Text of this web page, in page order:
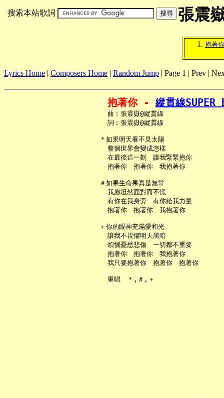
張震
搜索本站歌詞
抱著你
Lyrics Home | Composers Home | Random Jump | Page 1 | Prev |
抱著你 - 縱貫線SUPER
     曲︰張震嶽@縱貫線
     詞︰張震嶽@縱貫線
   ＊如果明天看不見太陽
     整個世界會變成怎樣
     在最後這一刻　讓我緊緊抱你
     抱著你　抱著你　我抱著你
   ＃如果生命果真是無常
     我愿坦然面對而不慌
     有你在我身旁　有你給我力量
     抱著你　抱著你　我抱著你
   ＋你的眼神充滿愛和光
     讓我不畏懼明天黑暗
     煩惱憂愁悲傷　一切都不重要
     抱著你　抱著你　我抱著你
     我只要抱著你　抱著你　抱著你